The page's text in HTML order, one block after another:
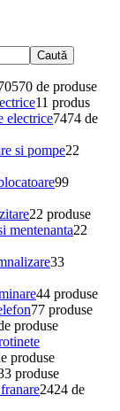
Caută
570 de produse
11 produs
electrice7474 de
si pompe22
99
22 produse
mentenanta22
33
44 produse
77 produse
produse
produse
3 produse
2424 de